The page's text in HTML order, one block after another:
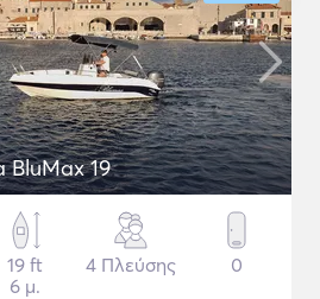
BluMax 19
19 ft
6 μ.
4 Πλεύσης 0